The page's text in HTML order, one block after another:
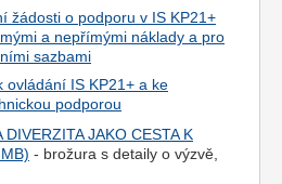
žádosti o podporu v IS KP21+
a nepřímými náklady a pro
sazbami
ovládání IS KP21+ a ke
podporou
DIVERZITA JAKO CESTA K
- brožura s detaily o výzvě,